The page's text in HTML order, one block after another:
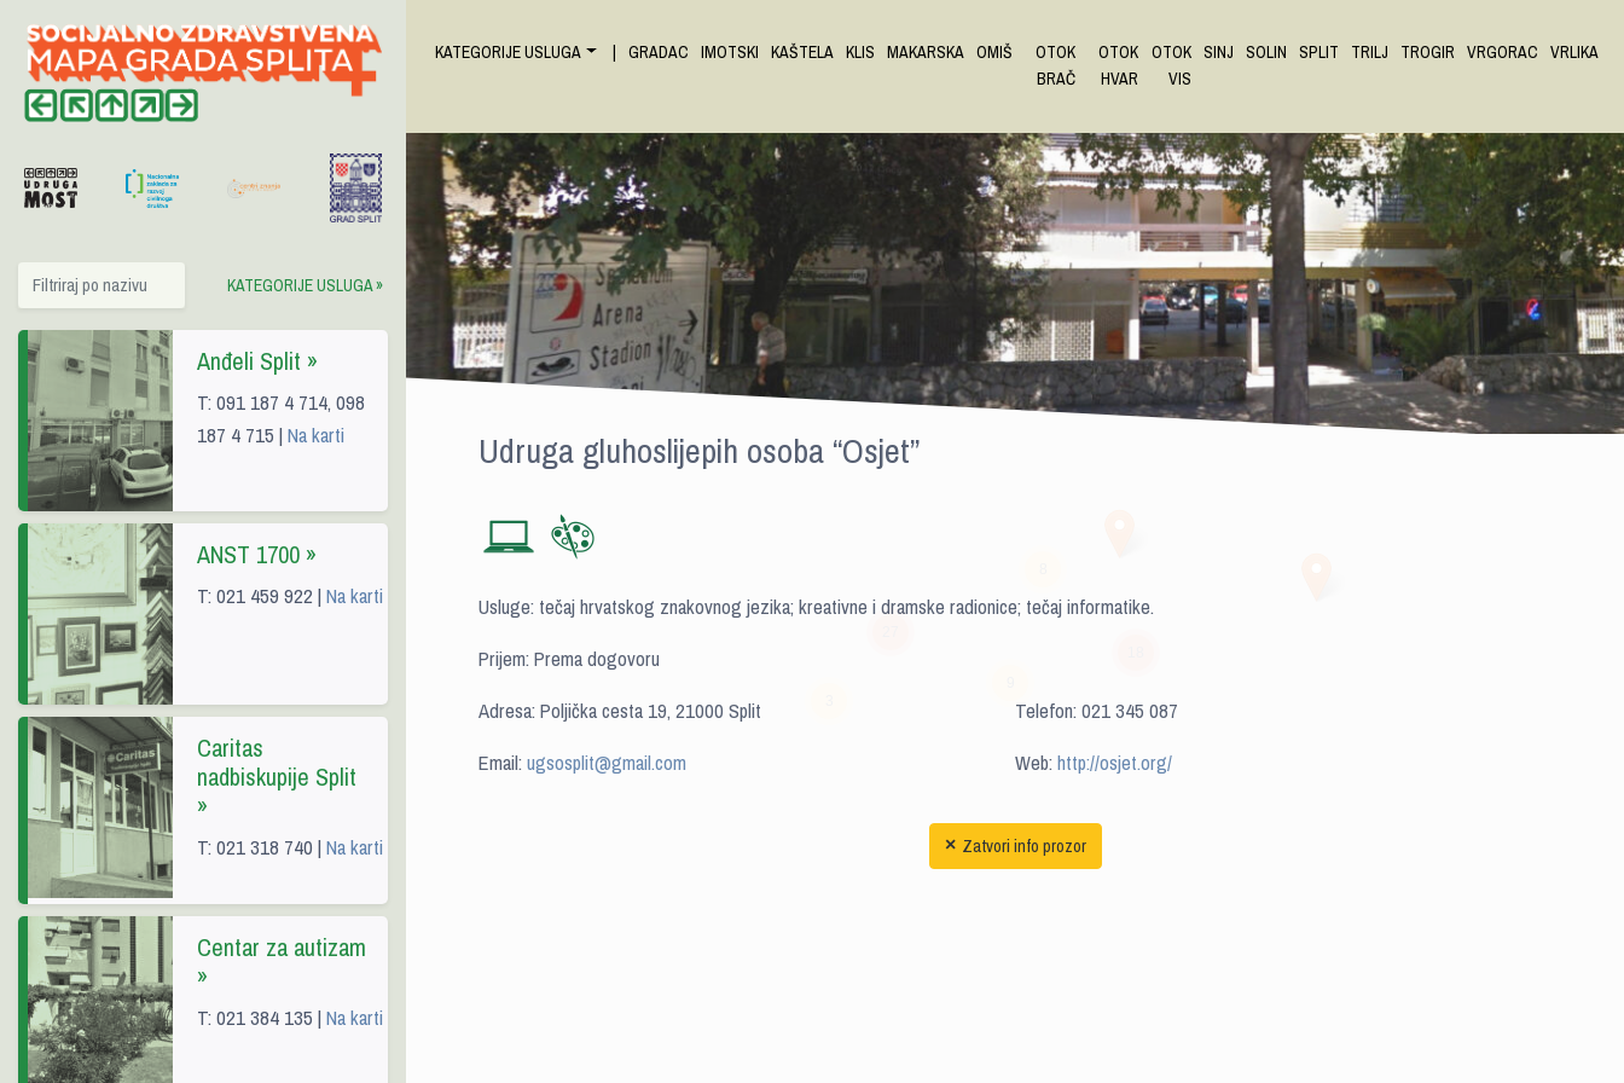
KATEGORIJE USLUGA »
Anđeli Split »
T: 091 187 4 714, 098
187 4 715 |Na karti
ANST 1700 »
T: 021 459 922 |Na karti
Caritas
nadbiskupije Split
»
T: 021 318 740 |Na karti
Centar za autizam
»
T: 021 384 135 |Na karti
Udruga gluhoslijepih osoba “Osjet”
Usluge: tečaj hrvatskog znakovnog jezika; kreativne i dramske radionice; tečaj informatike.
Prijem: Prema dogovoru
Adresa: Poljička cesta 19, 21000 Split
Telefon: 021 345 087
Email:ugsosplit@gmail.com Web:http://osjet.org/
× Zatvori info prozor
KATEGORIJE USLUGA | GRADAC IMOTSKI KAŠTELA KLIS MAKARSKA OMIŠ
OTOK
BRAČ
OTOK
HVAR
OTOK
VIS
SINJ SOLIN SPLIT TRILJ TROGIR VRGORAC VRLIKA
−